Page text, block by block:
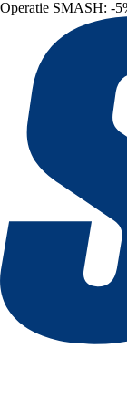
Operatie SMASH: -